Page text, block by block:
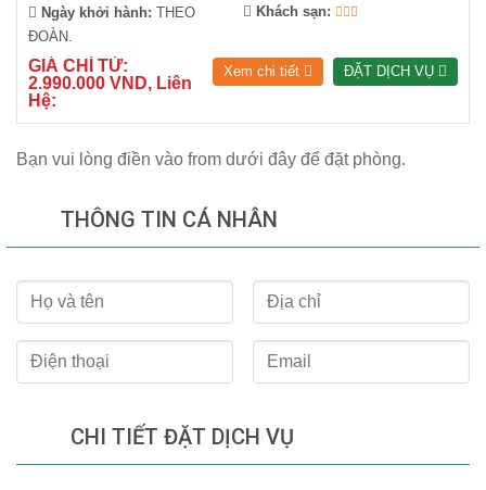
Ngày khởi hành: THEO
ĐOÀN.
Khách sạn:
GIÁ CHỈ TỪ:
2.990.000 VND, Liên
Hệ:
Xem chi tiết ĐẶT DỊCH VỤ
Bạn vui lòng điền vào from dưới đây để đặt phòng.
THÔNG TIN CÁ NHÂN
CHI TIẾT ĐẶT DỊCH VỤ